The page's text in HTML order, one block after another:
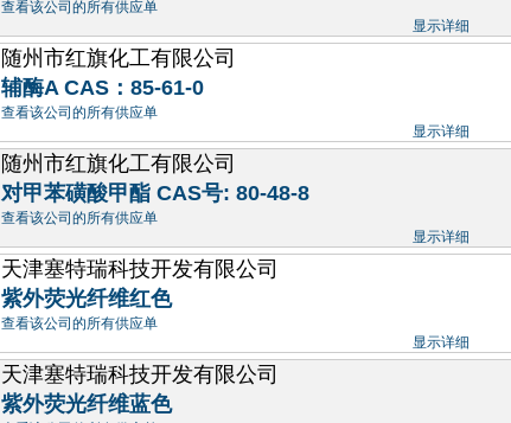
查看该公司的所有供应单
显示详细
随州市红旗化工有限公司
辅酶A CAS：85-61-0
查看该公司的所有供应单
显示详细
随州市红旗化工有限公司
对甲苯磺酸甲酯 CAS号: 80-48-8
查看该公司的所有供应单
显示详细
天津塞特瑞科技开发有限公司
紫外荧光纤维红色
查看该公司的所有供应单
显示详细
天津塞特瑞科技开发有限公司
紫外荧光纤维蓝色